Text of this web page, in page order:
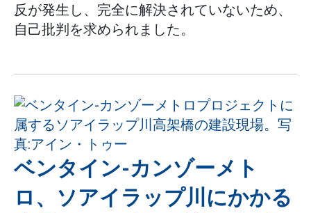
反が発生し、完全に解決されていないため、
自己批判を求められました。
ベンタイン-カンゾーメト
ロ、ソアイラップ川にかかる